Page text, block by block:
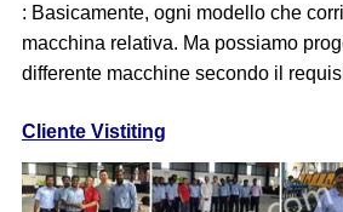
: Basicamente, ogni modello che
macchina relativa. Ma possiamo
differente macchine secondo il
Cliente Vistiting